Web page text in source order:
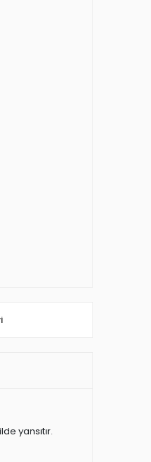
yansıtır.